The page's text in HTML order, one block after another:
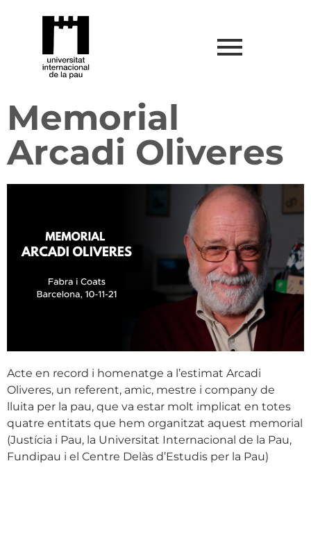
Memorial
Arcadi Oliveres
Acte en record i homenatge a l’estimat Arcadi
Oliveres, un referent, amic, mestre i company de
lluita per la pau, que va estar molt implicat en totes
quatre entitats que hem organitzat aquest memorial
(Justícia i Pau, la Universitat Internacional de la Pau,
Fundipau i el Centre Delàs d’Estudis per la Pau)